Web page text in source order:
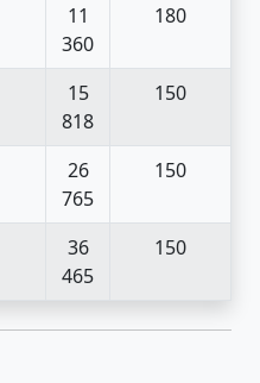
11
360
180
15
818
150
26
765
150
36
465
150